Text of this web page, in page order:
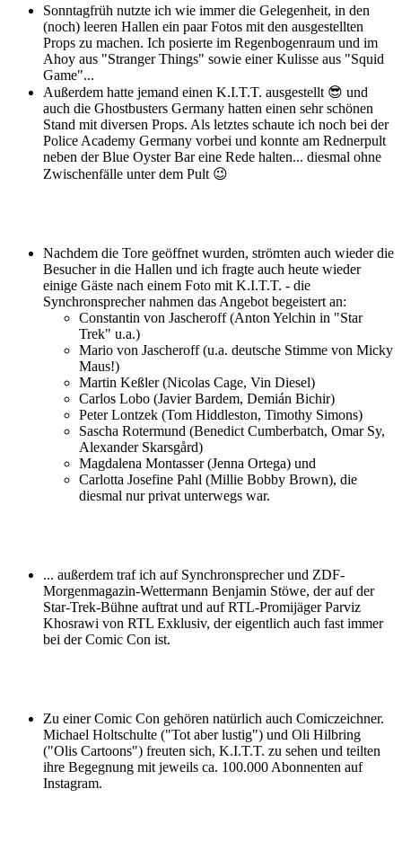
Sonntagfrüh nutzte ich wie immer die Gelegenheit, in den
(noch) leeren Hallen ein paar Fotos mit den ausgestellten
Props zu machen. Ich posierte im Regenbogenraum und im
Ahoy aus "Stranger Things" sowie einer Kulisse aus "Squid
Game"...
Außerdem hatte jemand einen K.I.T.T. ausgestellt 😎 und
auch die Ghostbusters Germany hatten einen sehr schönen
Stand mit diversen Props. Als letztes schaute ich noch bei der
Police Academy Germany vorbei und konnte am Rednerpult
neben der Blue Oyster Bar eine Rede halten... diesmal ohne
Zwischenfälle unter dem Pult 😉
Nachdem die Tore geöffnet wurden, strömten auch wieder die
Besucher in die Hallen und ich fragte auch heute wieder
einige Gäste nach einem Foto mit K.I.T.T. - die
Synchronsprecher nahmen das Angebot begeistert an:
Constantin von Jascheroff (Anton Yelchin in "Star
Trek" u.a.)
Mario von Jascheroff (u.a. deutsche Stimme von Micky
Maus!)
Martin Keßler (Nicolas Cage, Vin Diesel)
Carlos Lobo (Javier Bardem, Demián Bichir)
Peter Lontzek (Tom Hiddleston, Timothy Simons)
Sascha Rotermund (Benedict Cumberbatch, Omar Sy,
Alexander Skarsgård)
Magdalena Montasser (Jenna Ortega) und
Carlotta Josefine Pahl (Millie Bobby Brown), die
diesmal nur privat unterwegs war.
... außerdem traf ich auf Synchronsprecher und ZDF-
Morgenmagazin-Wettermann Benjamin Stöwe, der auf der
Star-Trek-Bühne auftrat und auf RTL-Promijäger Parviz
Khosrawi von RTL Exklusiv, der eigentlich auch fast immer
bei der Comic Con ist.
Zu einer Comic Con gehören natürlich auch Comiczeichner.
Michael Holtschulte ("Tot aber lustig") und Oli Hilbring
("Olis Cartoons") freuten sich, K.I.T.T. zu sehen und teilten
ihre Begegnung mit jeweils ca. 100.000 Abonnenten auf
Instagram.